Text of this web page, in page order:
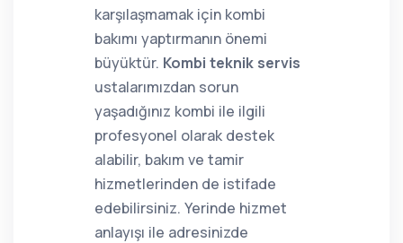
karşılaşmamak için kombi
bakımı yaptırmanın önemi
büyüktür. Kombi teknik servis
ustalarımızdan sorun
yaşadığınız kombi ile ilgili
profesyonel olarak destek
alabilir, bakım ve tamir
hizmetlerinden de istifade
edebilirsiniz. Yerinde hizmet
anlayışı ile adresinizde